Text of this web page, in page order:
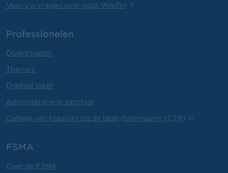
Voor uw vragen over geld: Wikifin
Professionelen
Doelgroepen
Thema's
Digitaal loket
Administratieve sancties
College van toezicht op de bedrijfsrevisoren (CTR)
FSMA
Over de FSMA